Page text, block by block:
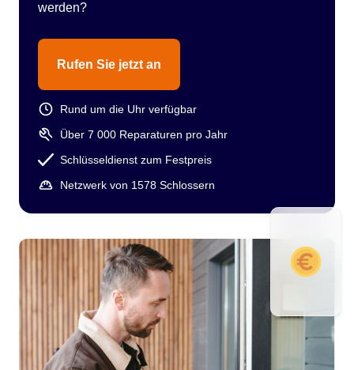
werden?
Rufen Sie jetzt an
Rund um die Uhr verfügbar
Über 7 000 Reparaturen pro Jahr
Schlüsseldienst zum Festpreis
Netzwerk von 1578 Schlossern